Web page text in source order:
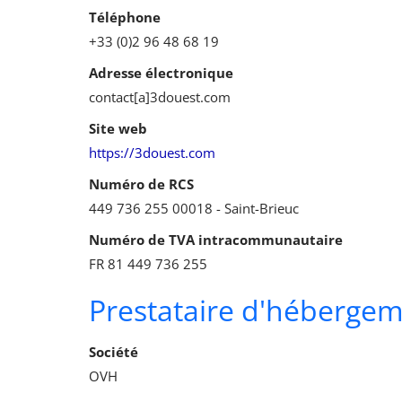
Téléphone
+33 (0)2 96 48 68 19
Adresse électronique
contact[a]3douest.com
Site web
https://3douest.com
Numéro de RCS
449 736 255 00018 - Saint-Brieuc
Numéro de TVA intracommunautaire
FR 81 449 736 255
Prestataire
Société
OVH